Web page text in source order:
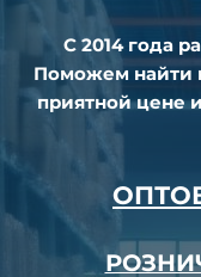
С 2014 года
Поможем найти
приятной цене